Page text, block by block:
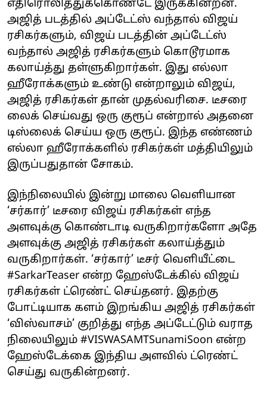
எதிரொலித்துக்கொண்டே இருக்கின்றன.
அஜித் படத்தில் அப்டேட்ஸ் வந்தால் விஜய்
ரசிகர்களும், விஜய் படத்தின் அப்டேட்ஸ்
வந்தால் அஜித் ரசிகர்களும் கொடூரமாக
கலாய்த்து தள்ளுகிறார்கள். இது எல்லா
ஹீரோக்களும் உண்டு என்றாலும் விஜய்,
அஜித் ரசிகர்கள் தான் முதல்வரிசை. டீசரை
லைக் செய்வது ஒரு குரூப் என்றால் அதனை
டிஸ்லைக் செய்ய ஒரு குரூப். இந்த எண்ணம்
எல்லா ஹீரோக்களில் ரசிகர்கள் மத்தியிலும்
இருப்பதுதான் சோகம்.
இந்நிலையில் இன்று மாலை வெளியான
‘சர்கார்’ டீசரை விஜய் ரசிகர்கள் எந்த
அளவுக்கு கொண்டாடி வருகிறார்களோ அதே
அளவுக்கு அஜித் ரசிகர்கள் கலாய்த்தும்
வருகிறார்கள். ‘சர்கார்’ டீசர் வெளியீட்டை
#SarkarTeaser என்ற ஹேஸ்டேக்கில் விஜய்
ரசிகர்கள் ட்ரெண்ட் செய்தனர். இதற்கு
போட்டியாக களம் இறங்கிய அஜித் ரசிகர்கள்
‘விஸ்வாசம்’ குறித்து எந்த அப்டேட்டும் வராத
நிலையிலும் #VISWASAMTSunamiSoon என்ற
ஹேஸ்டேக்கை இந்திய அளவில் ட்ரெண்ட்
செய்து வருகின்றனர்.